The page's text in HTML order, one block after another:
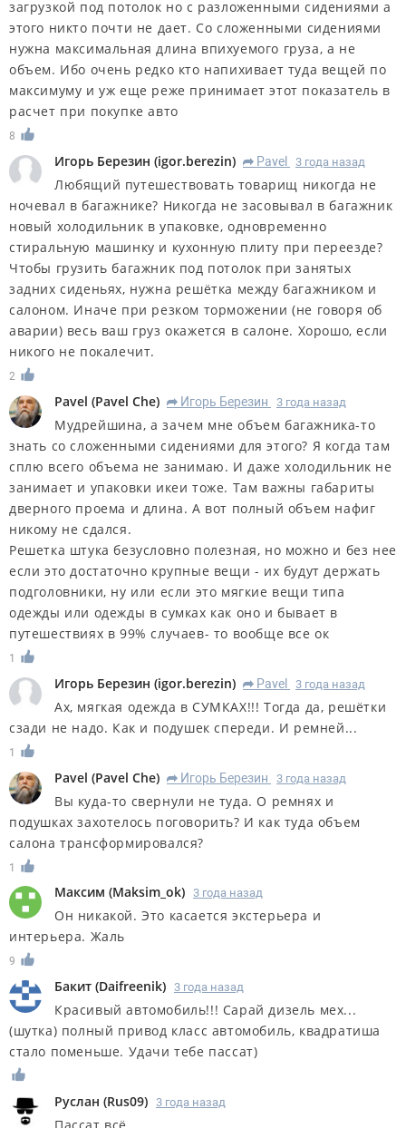
загрузкой под потолок но с разложенными сидениями а
этого никто почти не дает. Со сложенными сидениями
нужна максимальная длина впихуемого груза, а не
объем. Ибо очень редко кто напихивает туда вещей по
максимуму и уж еще реже принимает этот показатель в
расчет при покупке авто
8
Игорь Березин (igor.berezin) R Pavel 3 года назад
Любящий путешествовать товарищ никогда не
ночевал в багажнике? Никогда не засовывал в багажник
новый холодильник в упаковке, одновременно
стиральную машинку и кухонную плиту при переезде?
Чтобы грузить багажник под потолок при занятых
задних сиденьях, нужна решётка между багажником и
салоном. Иначе при резком торможении (не говоря об
аварии) весь ваш груз окажется в салоне. Хорошо, если
никого не покалечит.
2
Pavel (Pavel Che) R Игорь Березин 3 года назад
Мудрейшина, а зачем мне объем багажника-то
знать со сложенными сидениями для этого? Я когда там
сплю всего объема не занимаю. И даже холодильник не
занимает и упаковки икеи тоже. Там важны габариты
дверного проема и длина. А вот полный объем нафиг
никому не сдался.
Решетка штука безусловно полезная, но можно и без нее
если это достаточно крупные вещи - их будут держать
подголовники, ну или если это мягкие вещи типа
одежды или одежды в сумках как оно и бывает в
путешествиях в 99% случаев- то вообще все ок
1
Игорь Березин (igor.berezin) R Pavel 3 года назад
Ах, мягкая одежда в СУМКАХ!!! Тогда да, решётки
сзади не надо. Как и подушек спереди. И ремней...
1
Pavel (Pavel Che) R Игорь Березин 3 года назад
Вы куда-то свернули не туда. О ремнях и
подушках захотелось поговорить? И как туда объем
салона трансформировался?
1
Максим (Maksim_ok) 3 года назад
Он никакой. Это касается экстерьера и
интерьера. Жаль
9
Бакит (Daifreenik) 3 года назад
Красивый автомобиль!!! Сарай дизель мех...
(шутка) полный привод класс автомобиль, квадратиша
стало поменьше. Удачи тебе пассат)
Руслан (Rus09) 3 года назад